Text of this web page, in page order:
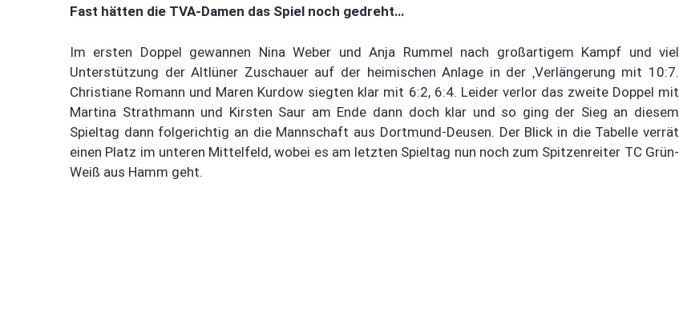
Fast hätten die TVA-Damen das Spiel noch gedreht…
Im ersten Doppel gewannen Nina Weber und Anja Rummel nach großartigem Kampf und viel
Unterstützung der Altlüner Zuschauer auf der heimischen Anlage in der ‚Verlängerung mit 10:7.
Christiane Romann und Maren Kurdow siegten klar mit 6:2, 6:4. Leider verlor das zweite Doppel mit
Martina Strathmann und Kirsten Saur am Ende dann doch klar und so ging der Sieg an diesem
Spieltag dann folgerichtig an die Mannschaft aus Dortmund-Deusen. Der Blick in die Tabelle verrät
einen Platz im unteren Mittelfeld, wobei es am letzten Spieltag nun noch zum Spitzenreiter TC Grün-
Weiß aus Hamm geht.